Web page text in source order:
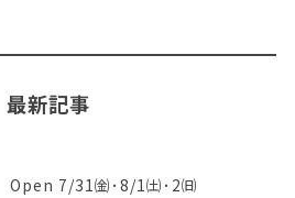
最新記事
Open 7/31㈮･8/1㈯･2㈰